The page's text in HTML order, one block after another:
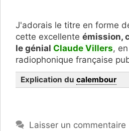
J'adorais le titre en forme
cette excellente émission,
le génial Claude Villers,
radiophonique française
Explication du calembour
Laisser un commentaire